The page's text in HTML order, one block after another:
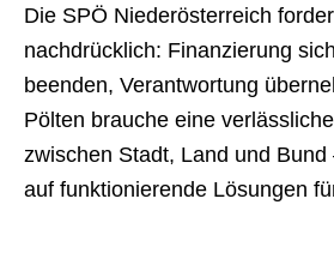
Die SPÖ Niederösterreich
nachdrücklich: Finanzierung
beenden, Verantwortung
Pölten brauche eine
zwischen Stadt, Land und
auf funktionierende Lösungen